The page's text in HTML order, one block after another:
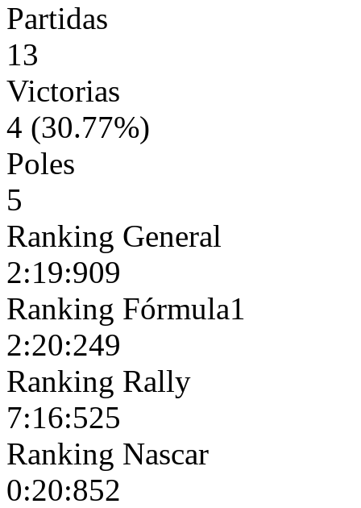
Partidas
13
Victorias
4 (30.77%)
Poles
5
Ranking General
2:19:909
Ranking Fórmula1
2:20:249
Ranking Rally
7:16:525
Ranking Nascar
0:20:852